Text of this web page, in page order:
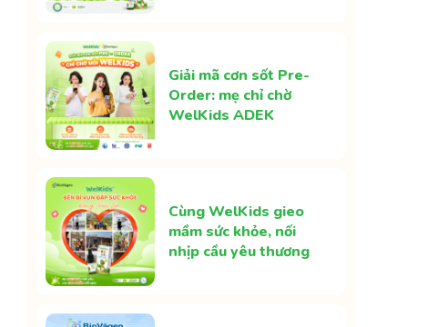
Giải mã cơn sốt Pre-
Order: mẹ chỉ chờ
WelKids ADEK
Cùng WelKids gieo
mầm sức khỏe, nối
nhịp cầu yêu thương